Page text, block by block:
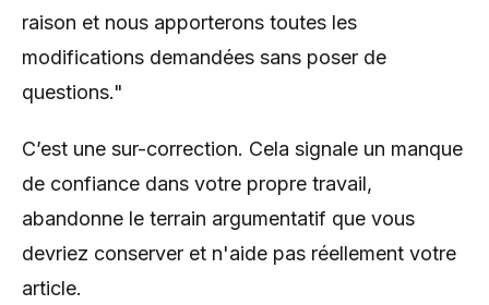
raison et nous apporterons toutes les
modifications demandées sans poser de
questions."
C’est une sur-correction. Cela signale un manque
de confiance dans votre propre travail,
abandonne le terrain argumentatif que vous
devriez conserver et n'aide pas réellement votre
article.